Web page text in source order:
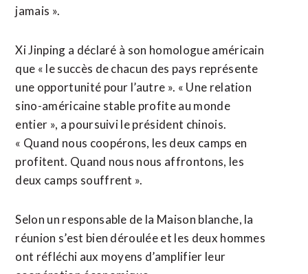
jamais ».
Xi Jinping a déclaré à son homologue américain
que « le succès de chacun des pays représente
une opportunité pour l’autre ». « Une relation
sino-américaine stable profite au monde
entier », a poursuivi le président chinois.
« Quand nous coopérons, les deux camps en
profitent. Quand nous nous affrontons, les
deux camps souffrent ».
Selon un responsable de la Maison blanche, la
réunion s’est bien déroulée et les deux hommes
ont réfléchi aux moyens d’amplifier leur